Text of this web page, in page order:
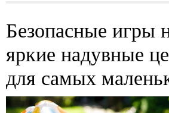
Безопасные игры
яркие надувные
для самых